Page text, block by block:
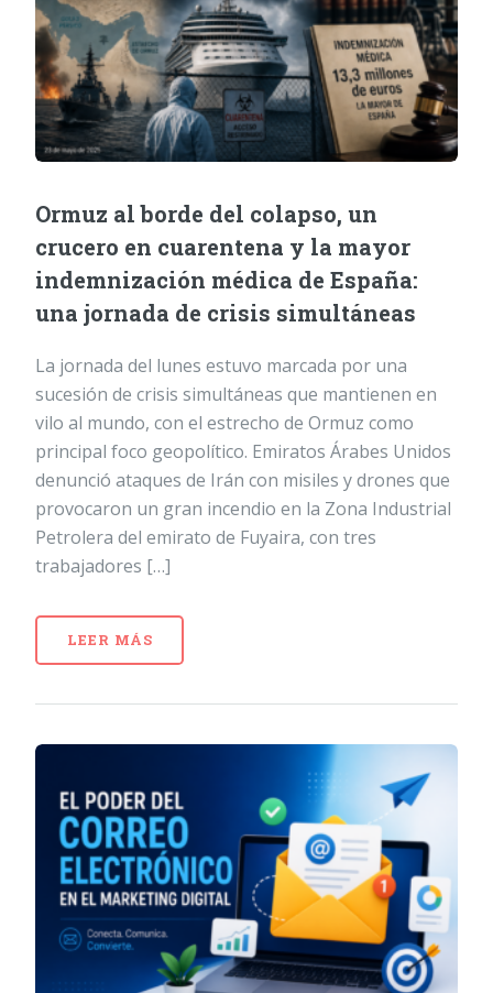
Ormuz al borde del colapso, un
crucero en cuarentena y la mayor
indemnización médica de España:
una jornada de crisis simultáneas
La jornada del lunes estuvo marcada por una
sucesión de crisis simultáneas que mantienen en
vilo al mundo, con el estrecho de Ormuz como
principal foco geopolítico. Emiratos Árabes Unidos
denunció ataques de Irán con misiles y drones que
provocaron un gran incendio en la Zona Industrial
Petrolera del emirato de Fuyaira, con tres
trabajadores […]
LEER MÁS